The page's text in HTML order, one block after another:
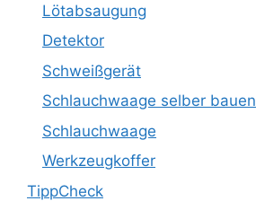
Lötabsaugung
Detektor
Schweißgerät
Schlauchwaage selber bauen
Schlauchwaage
Werkzeugkoffer
TippCheck